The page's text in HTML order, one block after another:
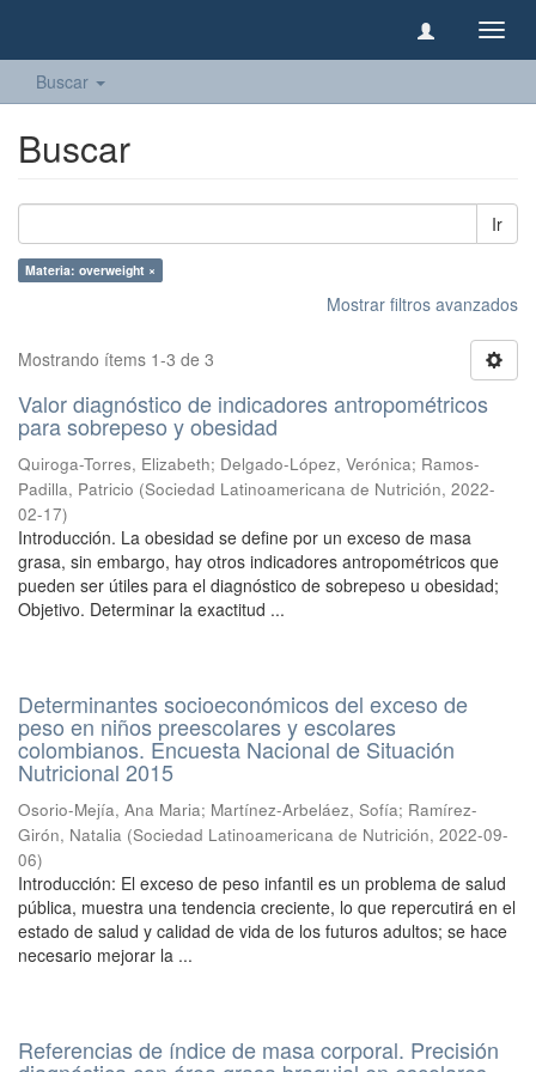
Buscar
Buscar
Ir
Materia: overweight ×
Mostrar filtros avanzados
Mostrando ítems 1-3 de 3
Valor diagnóstico de indicadores antropométricos
para sobrepeso y obesidad
Quiroga-Torres, Elizabeth; Delgado-López, Verónica; Ramos-
Padilla, Patricio (Sociedad Latinoamericana de Nutrición, 2022-
02-17)
Introducción. La obesidad se define por un exceso de masa
grasa, sin embargo, hay otros indicadores antropométricos que
pueden ser útiles para el diagnóstico de sobrepeso u obesidad;
Objetivo. Determinar la exactitud ...
Determinantes socioeconómicos del exceso de
peso en niños preescolares y escolares
colombianos. Encuesta Nacional de Situación
Nutricional 2015
Osorio-Mejía, Ana Maria; Martínez-Arbeláez, Sofía; Ramírez-
Girón, Natalia (Sociedad Latinoamericana de Nutrición, 2022-09-
06)
Introducción: El exceso de peso infantil es un problema de salud
pública, muestra una tendencia creciente, lo que repercutirá en el
estado de salud y calidad de vida de los futuros adultos; se hace
necesario mejorar la ...
Referencias de índice de masa corporal. Precisión